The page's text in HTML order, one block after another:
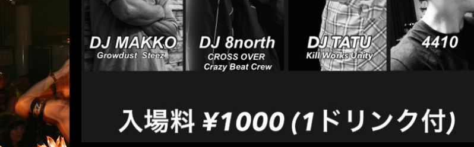
Steez) DJ TATU (Kill Works Unity) DJ 8n […]
続きを読む